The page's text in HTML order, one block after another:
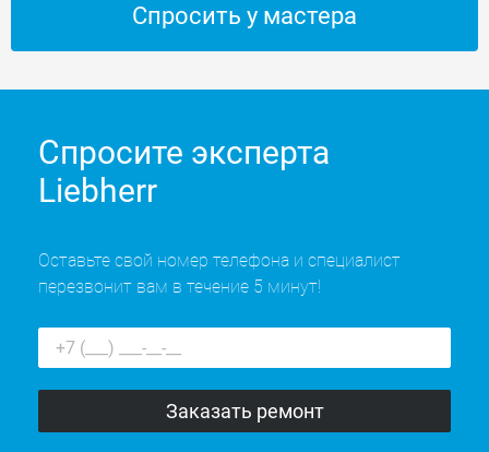
Спросить у мастера
Спросите эксперта
Liebherr
Оставьте свой номер телефона и специалист
перезвонит вам в течение 5 минут!